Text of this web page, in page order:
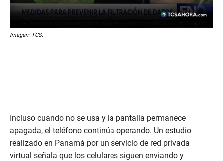
Imagen: TCS.
Incluso cuando no se usa y la pantalla permanece
apagada, el teléfono continúa operando. Un estudio
realizado en Panamá por un servicio de red privada
virtual señala que los celulares siguen enviando y